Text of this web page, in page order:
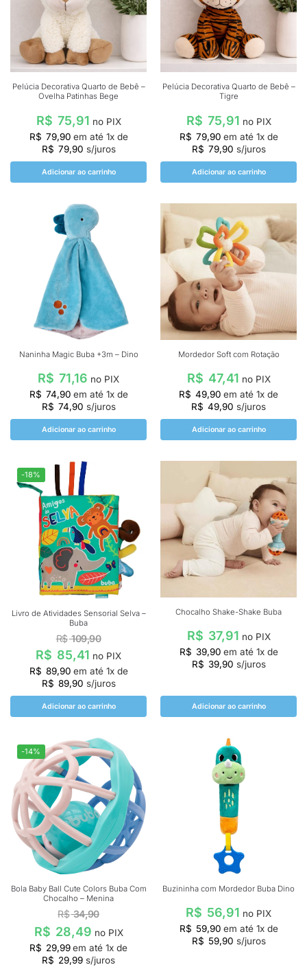
Pelúcia Decorativa Quarto de Bebê –
Ovelha Patinhas Bege
R$ 75,91 no PIX
R$ 79,90 em até 1x de
R$ 79,90 s/juros
Adicionar ao carrinho
Pelúcia Decorativa Quarto de Bebê –
Tigre
R$ 75,91 no PIX
R$ 79,90 em até 1x de
R$ 79,90 s/juros
Adicionar ao carrinho
Naninha Magic Buba +3m – Dino
R$ 71,16 no PIX
R$ 74,90 em até 1x de
R$ 74,90 s/juros
Adicionar ao carrinho
Mordedor Soft com Rotação
R$ 47,41 no PIX
R$ 49,90 em até 1x de
R$ 49,90 s/juros
Adicionar ao carrinho
-18%
Livro de Atividades Sensorial Selva –
Buba
R$109,90
R$ 85,41 no PIX
R$ 89,90 em até 1x de
R$ 89,90 s/juros
Adicionar ao carrinho
Chocalho Shake-Shake Buba
R$ 37,91 no PIX
R$ 39,90 em até 1x de
R$ 39,90 s/juros
Adicionar ao carrinho
-14%
Bola Baby Ball Cute Colors Buba Com
Chocalho – Menina
R$34,90
R$ 28,49 no PIX
R$ 29,99em até 1x de
R$ 29,99 s/juros
Buzininha com Mordedor Buba Dino
R$ 56,91 no PIX
R$ 59,90 em até 1x de
R$ 59,90 s/juros